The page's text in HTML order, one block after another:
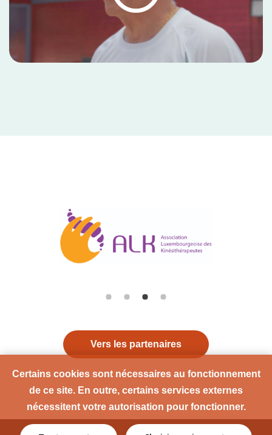
Vers les partenaires
Certains cookies sont nécessaires au fonctionnement
de ce site. En outre, certains services externes
nécessitent votre autorisation pour fonctionner.